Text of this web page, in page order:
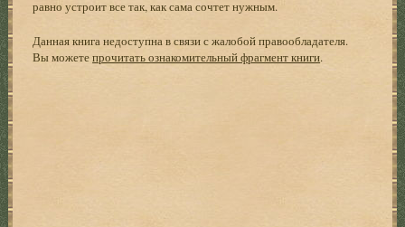
равно устроит все так, как сама сочтет нужным.
Данная книга недоступна в связи с жалобой правообладателя.
Вы можетепрочитать ознакомительный фрагмент книги.